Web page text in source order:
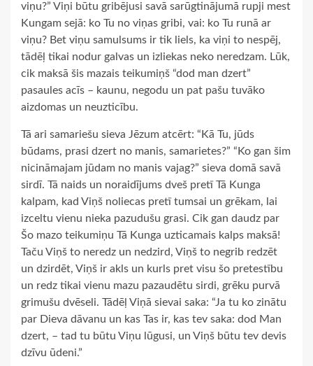
viņu?” Viņi būtu gribējusi savā sarūgtinājumā rupji mest
Kungam sejā: ko Tu no viņas gribi, vai: ko Tu runā ar
viņu? Bet viņu samulsums ir tik liels, ka viņi to nespēj,
tādēļ tikai nodur galvas un izliekas neko neredzam. Lūk,
cik maksā šis mazais teikumiņš “dod man dzert”
pasaules acīs – kaunu, negodu un pat pašu tuvāko
aizdomas un neuzticību.
Tā ari samariešu sieva Jēzum atcērt: “Kā Tu, jūds
būdams, prasi dzert no manis, samarietes?” “Ko gan šim
nicināmajam jūdam no manis vajag?” sieva domā savā
sirdī. Tā naids un noraidījums dveš pretī Tā Kunga
kalpam, kad Viņš noliecas pretī tumsai un grēkam, lai
izceltu vienu nieka pazudušu grasi. Cik gan daudz par
Šo mazo teikumiņu Tā Kunga uzticamais kalps maksā!
Taču Viņš to neredz un nedzird, Viņš to negrib redzēt
un dzirdēt, Viņš ir akls un kurls pret visu šo pretestību
un redz tikai vienu mazu pazaudētu sirdi, grēku purvā
grimušu dvēseli. Tādēļ Viņā sievai saka: “Ja tu ko zinātu
par Dieva dāvanu un kas Tas ir, kas tev saka: dod Man
dzert, – tad tu būtu Viņu lūgusi, un Viņš būtu tev devis
dzīvu ūdeni.”